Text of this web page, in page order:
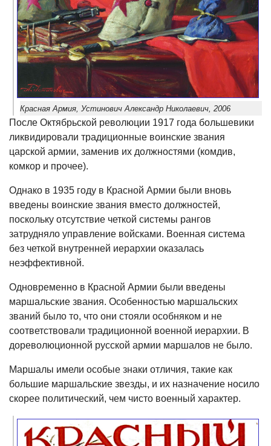
Красная Армия, Устинович Александр Николаевич, 2006
После Октябрьской революции 1917 года большевики
ликвидировали традиционные воинские звания
царской армии, заменив их должностями (комдив,
комкор и прочее).
Однако в 1935 году в Красной Армии были вновь
введены воинские звания вместо должностей,
поскольку отсутствие четкой системы рангов
затрудняло управление войсками. Военная система
без четкой внутренней иерархии оказалась
неэффективной.
Одновременно в Красной Армии были введены
маршальские звания. Особенностью маршальских
званий было то, что они стояли особняком и не
соответствовали традиционной военной иерархии. В
дореволюционной русской армии маршалов не было.
Маршалы имели особые знаки отличия, такие как
большие маршальские звезды, и их назначение носило
скорее политический, чем чисто военный характер.